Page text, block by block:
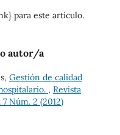
para este artículo.
autor/a
Gestión de calidad
, Revista
Núm. 2 (2012)